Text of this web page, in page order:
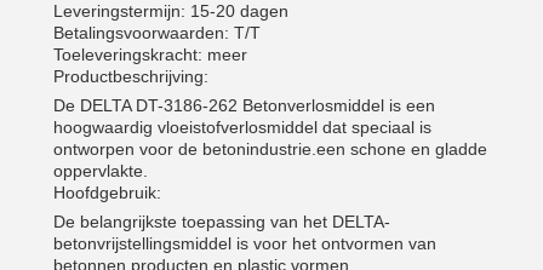
Leveringstermijn: 15-20 dagen
Betalingsvoorwaarden: T/T
Toeleveringskracht: meer
Productbeschrijving:
De DELTA DT-3186-262 Betonverlosmiddel is een
hoogwaardig vloeistofverlosmiddel dat speciaal is
ontworpen voor de betonindustrie.een schone en gladde
oppervlakte.
Hoofdgebruik:
De belangrijkste toepassing van het DELTA-
betonvrijstellingsmiddel is voor het ontvormen van
betonnen producten.en plastic vormen.